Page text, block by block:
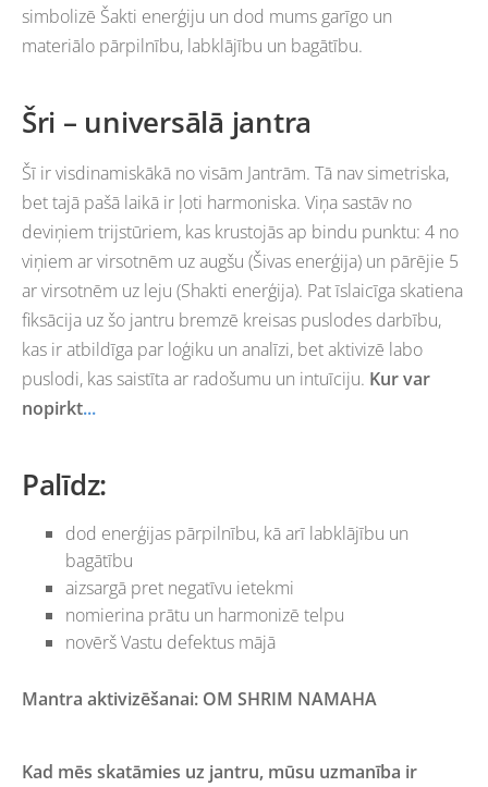
simbolizē Šakti enerģiju un dod mums garīgo un
materiālo pārpilnību, labklājību un bagātību.
Šri – universālā jantra
Šī ir visdinamiskākā no visām Jantrām. Tā nav simetriska,
bet tajā pašā laikā ir ļoti harmoniska. Viņa sastāv no
deviņiem trijstūriem, kas krustojās ap bindu punktu: 4 no
viņiem ar virsotnēm uz augšu (Šivas enerģija) un pārējie 5
ar virsotnēm uz leju (Shakti enerģija). Pat īslaicīga skatiena
fiksācija uz šo jantru bremzē kreisas puslodes darbību,
kas ir atbildīga par loģiku un analīzi, bet aktivizē labo
puslodi, kas saistīta ar radošumu un intuīciju. Kur var
nopirkt...
Palīdz:
dod enerģijas pārpilnību, kā arī labklājību un
bagātību
aizsargā pret negatīvu ietekmi
nomierina prātu un harmonizē telpu
novērš Vastu defektus mājā
Mantra aktivizēšanai: OM SHRIM NAMAHA
Kad mēs skatāmies uz jantru, mūsu uzmanība ir